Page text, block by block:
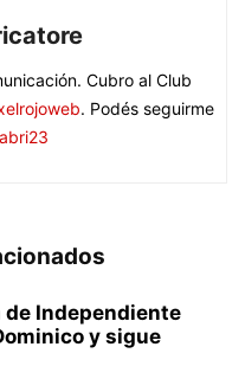
Cubro al Club
. Podés seguirme
de Independiente
y sigue